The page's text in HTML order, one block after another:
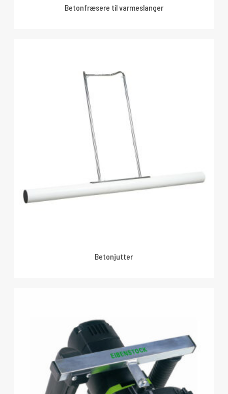
Betonfræsere til varmeslanger
Betonjutter